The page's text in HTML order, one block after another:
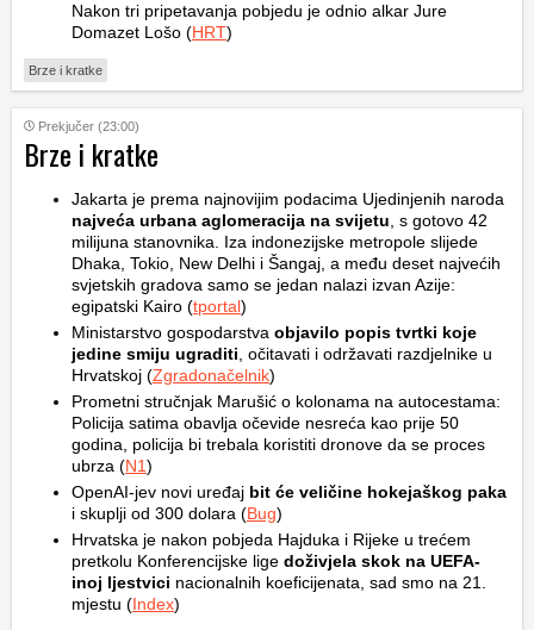
Nakon tri pripetavanja pobjedu je odnio alkar Jure
Domazet Lošo (HRT)
Brze i kratke
Prekjučer (23:00)
Brze i kratke
Jakarta je prema najnovijim podacima Ujedinjenih naroda
najveća urbana aglomeracija na svijetu , s gotovo 42
milijuna stanovnika. Iza indonezijske metropole slijede
Dhaka, Tokio, New Delhi i Šangaj, a među deset najvećih
svjetskih gradova samo se jedan nalazi izvan Azije:
egipatski Kairo (tportal)
Ministarstvo gospodarstva objavilo popis tvrtki koje
jedine smiju ugraditi , očitavati i održavati razdjelnike u
Hrvatskoj (Zgradonačelnik)
Prometni stručnjak Marušić o kolonama na autocestama:
Policija satima obavlja očevide nesreća kao prije 50
godina, policija bi trebala koristiti dronove da se proces
ubrza (N1)
OpenAI-jev novi uređaj bit će veličine hokejaškog paka
i skuplji od 300 dolara (Bug)
Hrvatska je nakon pobjeda Hajduka i Rijeke u trećem
pretkolu Konferencijske lige doživjela skok na UEFA-
inoj ljestvici nacionalnih koeficijenata, sad smo na 21.
mjestu (Index)